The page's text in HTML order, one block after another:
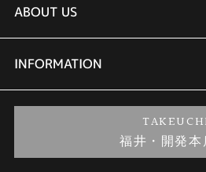
結婚指輪
セットリング
婚約ネックレス
金・プラチナのお取引
TAKEUCHI BRIDAL金沢本店情報
商品一覧
ブランドリスト
金澤指輪工房｜手作りペアリング
ABOUT US
会社概要
お客様の声
INFORMATION
福井・開発本